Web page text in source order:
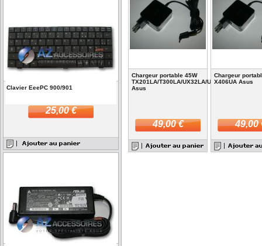
Clavier EeePC 900/901
25,00 €
Chargeur portable 45W
TX201LA/T300LA/UX32LA/UX305FA
Asus
49,00 €
Chargeur
X406UA Asus
49,00